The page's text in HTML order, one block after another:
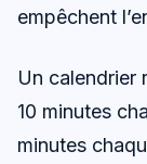
empêchent
Un calendrier
10 minutes
minutes